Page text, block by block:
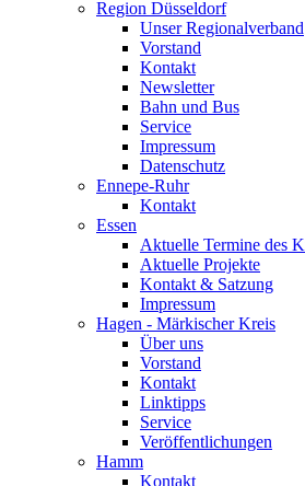
Region Düsseldorf
Unser Regionalverband
Vorstand
Kontakt
Newsletter
Bahn und Bus
Service
Impressum
Datenschutz
Ennepe-Ruhr
Kontakt
Essen
Aktuelle Termine des
Aktuelle Projekte
Kontakt & Satzung
Impressum
Hagen - Märkischer Kreis
Über uns
Vorstand
Kontakt
Linktipps
Service
Veröffentlichungen
Hamm
Kontakt